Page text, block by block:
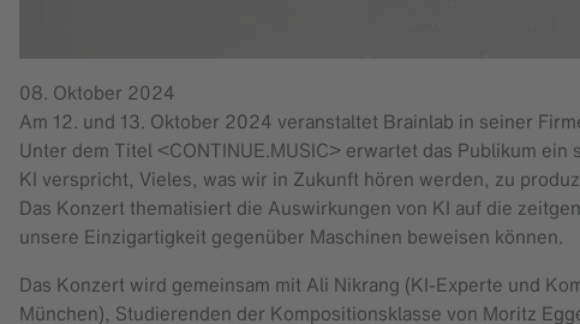
08. Oktober 2024
Am 12. und 13. Oktober 2024 veranstaltet Brainlab in seiner
Unter dem Titel <CONTINUE.MUSIC> erwartet das Publikum
KI verspricht, Vieles, was wir in Zukunft hören werden, zu
Das Konzert thematisiert die Auswirkungen von KI auf die
unsere Einzigartigkeit gegenüber Maschinen beweisen können.
Das Konzert wird gemeinsam mit Ali Nikrang (KI-Experte und
München), Studierenden der Kompositionsklasse von Moritz